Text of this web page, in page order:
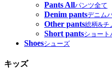
Pants Allパンツ全て
Denim pantsデニム
Other pants総柄&チ
Short pantsショート
Shoesシューズ
キッズ